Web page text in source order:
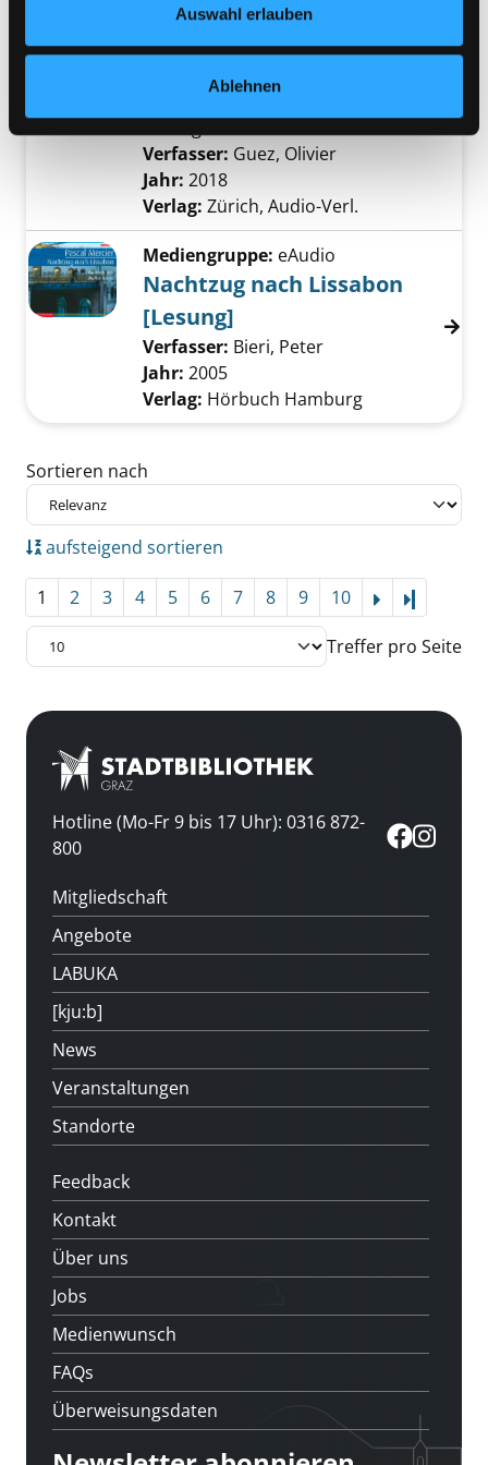
Auswahl erlauben
Ablehnen
Das Verschwinden des
Josef Mengele
Verfasser: Guez, Olivier
Jahr: 2018
Verlag: Zürich, Audio-Verl.
Mediengruppe: eAudio
Nachtzug nach Lissabon
[Lesung]
Verfasser: Bieri, Peter
Jahr: 2005
Verlag: Hörbuch Hamburg
Zu den Suchfiltern springen
Sortieren nach
aufsteigend sortieren
1 2 3 4 5 6 7 8 9 10
Treffer pro Seite
Hotline (Mo-Fr 9 bis 17 Uhr): 0316 872-
800
Mitgliedschaft
Angebote
LABUKA
[kju:b]
News
Veranstaltungen
Standorte
Feedback
Kontakt
Über uns
Jobs
Medienwunsch
FAQs
Überweisungsdaten